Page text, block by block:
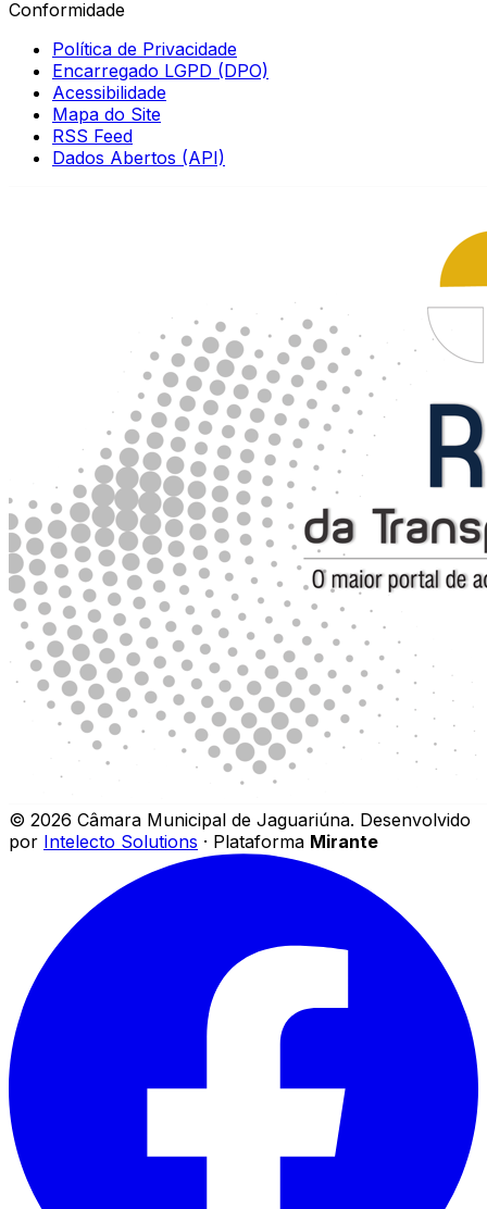
Conformidade
Política de Privacidade
Encarregado LGPD (DPO)
Acessibilidade
Mapa do Site
RSS Feed
Dados Abertos (API)
© 2026 Câmara Municipal de Jaguariúna. Desenvolvido
por Intelecto Solutions · Plataforma Mirante